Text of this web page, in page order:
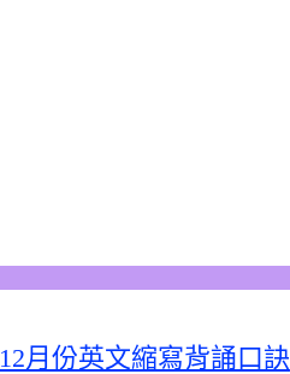
12月份英文縮寫背誦口訣